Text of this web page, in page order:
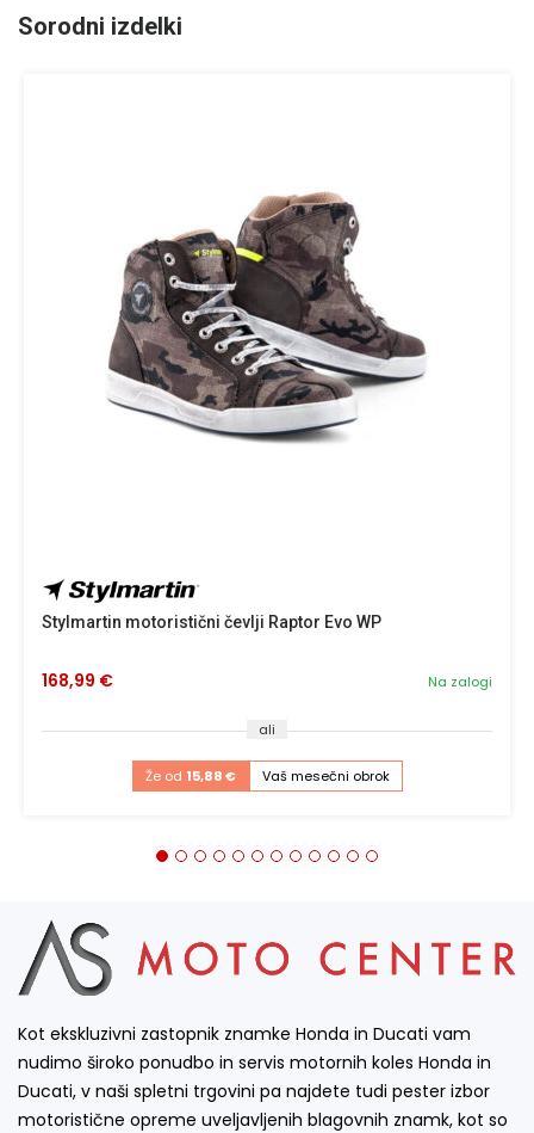
Sorodni izdelki
Stylmartin motoristični čevlji Raptor Evo WP
Na zalogi
168,99 €
ali
Že od 15,88 € Vaš mesečni obrok
Kot ekskluzivni zastopnik znamke Honda in Ducati vam
nudimo široko ponudbo in servis motornih koles Honda in
Ducati, v naši spletni trgovini pa najdete tudi pester izbor
motoristične opreme uveljavljenih blagovnih znamk, kot so